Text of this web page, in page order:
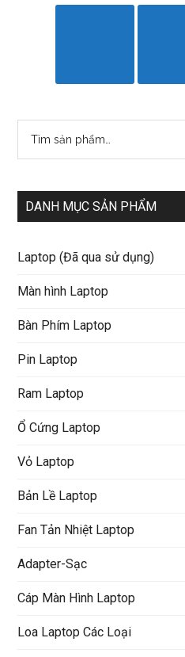
kiếm:
DANH MỤC SẢN PHẨM
Laptop (Đã qua sử dụng)
Màn hình Laptop
Bàn Phím Laptop
Pin Laptop
Ram Laptop
Ổ Cứng Laptop
Vỏ Laptop
Bản Lề Laptop
Fan Tản Nhiệt Laptop
Adapter-Sạc
Cáp Màn Hình Laptop
Loa Laptop Các Loại